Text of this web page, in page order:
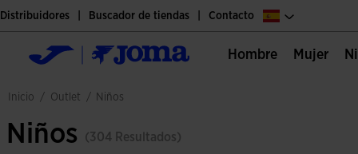
Distribuidores Buscador de tiendas Contacto
Hombre Mujer
inicio / outlet / niños
Niños (304 Resultados)